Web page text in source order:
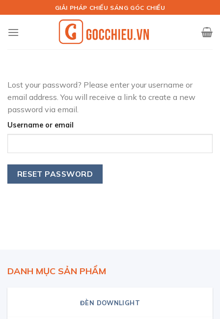
to
content
GIẢI PHÁP CHIẾU SÁNG GÓC CHIẾU
Lost your password? Please enter your username or
email address. You will receive a link to create a new
password via email.
Username or email
RESET PASSWORD
DANH MỤC SẢN PHẨM
ĐÈN DOWNLIGHT